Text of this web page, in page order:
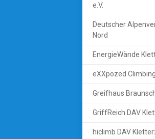
e.V.
Deutscher
Nord
EnergieWände
eXXpozed
Greifhaus
GriffReich DAV
hiclimb DAV